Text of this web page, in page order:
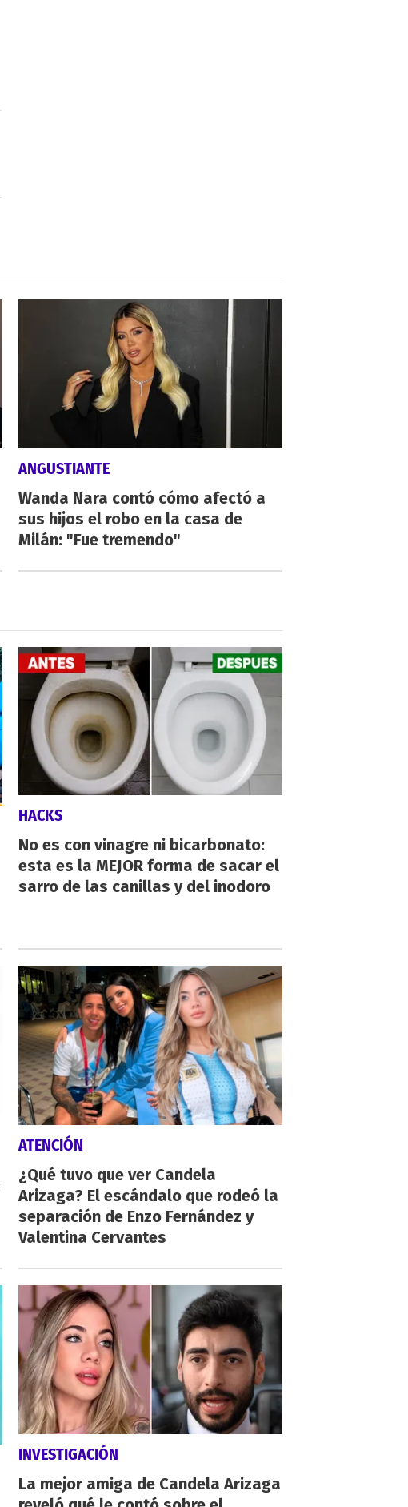
ANGUSTIANTE
Wanda Nara contó cómo afectó a
sus hijos el robo en la casa de
Milán: "Fue tremendo"
HACKS
No es con vinagre ni bicarbonato:
esta es la MEJOR forma de sacar el
sarro de las canillas y del inodoro
ATENCIÓN
¿Qué tuvo que ver Candela
Arizaga? El escándalo que rodeó la
separación de Enzo Fernández y
Valentina Cervantes
INVESTIGACIÓN
La mejor amiga de Candela Arizaga